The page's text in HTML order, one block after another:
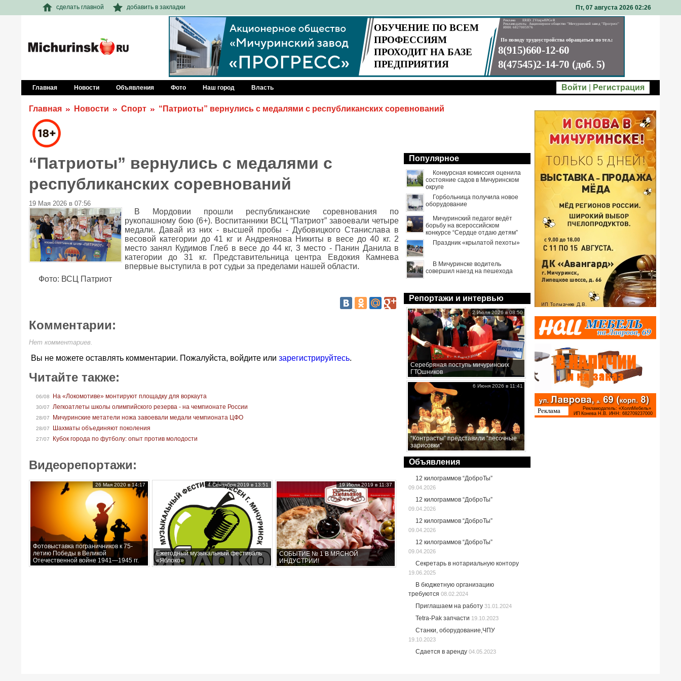
сделать главной добавить в закладки Пт, 07 августа 2026 02 26
Главная Новости Объявления Фото Наш город Власть Войти Регистрация
Главная Новости Спорт “Патриоты” вернулись с медалями с республиканских соревнований
“Патриоты” вернулись с медалями с
республиканских соревнований
19 Мая 2026 в 07:56
В Мордовии прошли республиканские соревнования по
рукопашному бою (6+). Воспитанники ВСЦ “Патриот” завоевали четыре
медали. Давай из них - высшей пробы - Дубовицкого Станислава в
весовой категории до 41 кг и Андреянова Никиты в весе до 40 кг. 2
место занял Кудимов Глеб в весе до 44 кг, 3 место - Панин Данила в
категории до 31 кг. Представительница центра Евдокия Камнева
впервые выступила в рот судьи за пределами нашей области.
Фото: ВСЦ Патриот
Комментарии:
Нет комментариев.
Вы не можете оставлять комментарии. Пожалуйста, войдите или зарегистрируйтесь.
Читайте также:
06/08 На «Локомотиве» монтируют площадку для воркаута
30/07 Легкоатлеты школы олимпийского резерва - на чемпионате России
28/07 Мичуринские метатели ножа завоевали медали чемпионата ЦФО
28/07 Шахматы объединяют поколения
27/07 Кубок города по футболу: опыт против молодости
Видеорепортажи:
Фотовыставка пограничников к 75-
летию Победы в Великой
Отечественной войне 1941—1945 гг.
26 Мая 2020 в 14:17
Ежегодный музыкальный фестиваль
«Яблоко»
4 Сентября 2019 в 13:51
СОБЫТИЕ № 1 В МЯСНОЙ
ИНДУСТРИИ!
19 Июля 2019 в 11:37
Популярное
Конкурсная комиссия оценила
состояние садов в Мичуринском
округе
Горбольница получила новое
оборудование
Мичуринский педагог ведёт
борьбу на всероссийском
конкурсе “Сердце отдаю детям”
Праздник «крылатой пехоты»
В Мичуринске водитель
совершил наезд на пешехода
Репортажи и интервью
Серебряная поступь мичуринских
ГТОшников
2 Июля 2026 в 08:50
“Контрасты” представили “песочные
зарисовки”
6 Июня 2026 в 11:41
Объявления
12 килограммов “ДоброТы”
09.04.2026
12 килограммов “ДоброТы”
09.04.2026
12 килограммов “ДоброТы”
09.04.2026
12 килограммов “ДоброТы”
09.04.2026
Секретарь в нотариальную контору
19.06.2025
В бюджетную организацию
требуются 08.02.2024
Приглашаем на работу 31.01.2024
Tetra-Pak запчасти 19.10.2023
Станки, оборудование,ЧПУ
19.10.2023
Сдается в аренду 04.05.2023